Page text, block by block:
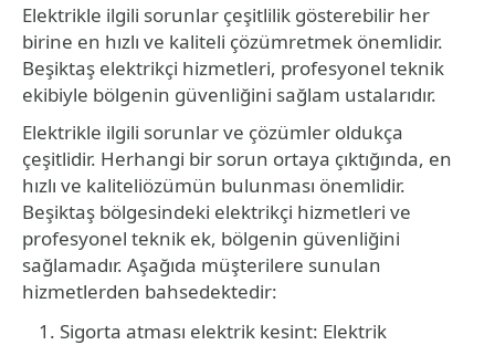
Elektrikle ilgili sorunlar çeşitlilik gösterebilir her
birine en hızlı ve kaliteli çözümretmek önemlidir.
Beşiktaş elektrikçi hizmetleri, profesyonel teknik
ekibiyle bölgenin güvenliğini sağlam ustalarıdır.
Elektrikle ilgili sorunlar ve çözümler oldukça
çeşitlidir. Herhangi bir sorun ortaya çıktığında, en
hızlı ve kaliteliözümün bulunması önemlidir.
Beşiktaş bölgesindeki elektrikçi hizmetleri ve
profesyonel teknik ek, bölgenin güvenliğini
sağlamadır. Aşağıda müşterilere sunulan
hizmetlerden bahsedektedir:
Sigorta atması elektrik kesint: Elektrik